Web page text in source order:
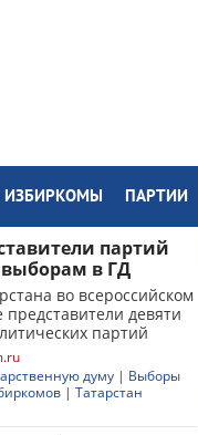
ИЗБИРКОМЫ ПАРТИИ
партий
выборам в ГД
во всероссийском
девяти
партий
думу | Выборы
| Татарстан